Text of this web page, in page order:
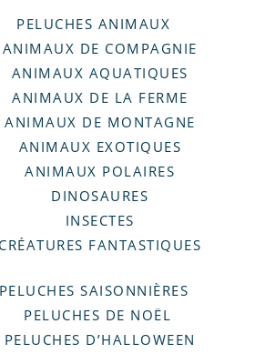
PELUCHES ANIMAUX
ANIMAUX DE COMPAGNIE
ANIMAUX AQUATIQUES
ANIMAUX DE LA FERME
ANIMAUX DE MONTAGNE
ANIMAUX EXOTIQUES
ANIMAUX POLAIRES
DINOSAURES
INSECTES
CRÉATURES FANTASTIQUES
PELUCHES SAISONNIÈRES
PELUCHES DE NOËL
PELUCHES D’HALLOWEEN